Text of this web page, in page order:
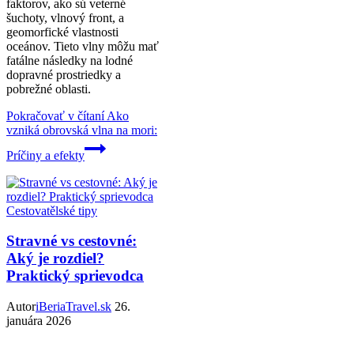
faktorov, ako sú veterné
šuchoty, vlnový front, a
geomorfické vlastnosti
oceánov. Tieto vlny môžu mať
fatálne následky na lodné
dopravné prostriedky a
pobrežné oblasti.
Pokračovať v čítaníAko
vzniká obrovská vlna na mori:
Príčiny a efekty
Cestovatělské tipy
Stravné vs cestovné:
Aký je rozdiel?
Praktický sprievodca
AutoriBeriaTravel.sk 26.
januára 2026